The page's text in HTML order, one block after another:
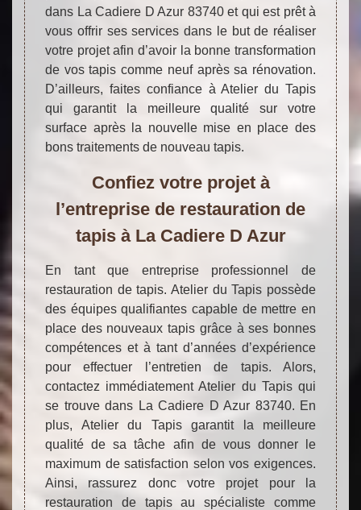
dans La Cadiere D Azur 83740 et qui est prêt à
vous offrir ses services dans le but de réaliser
votre projet afin d’avoir la bonne transformation
de vos tapis comme neuf après sa rénovation.
D’ailleurs, faites confiance à Atelier du Tapis
qui garantit la meilleure qualité sur votre
surface après la nouvelle mise en place des
bons traitements de nouveau tapis.
Confiez votre projet à
l’entreprise de restauration de
tapis à La Cadiere D Azur
En tant que entreprise professionnel de
restauration de tapis. Atelier du Tapis possède
des équipes qualifiantes capable de mettre en
place des nouveaux tapis grâce à ses bonnes
compétences et à tant d’années d’expérience
pour effectuer l’entretien de tapis. Alors,
contactez immédiatement Atelier du Tapis qui
se trouve dans La Cadiere D Azur 83740. En
plus, Atelier du Tapis garantit la meilleure
qualité de sa tâche afin de vous donner le
maximum de satisfaction selon vos exigences.
Ainsi, rassurez donc votre projet pour la
restauration de tapis au spécialiste comme